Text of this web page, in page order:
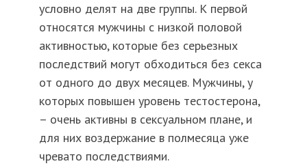
условно делят на две группы. К первой
относятся мужчины с низкой половой
активностью, которые без серьезных
последствий могут обходиться без секса
от одного до двух месяцев. Мужчины, у
которых повышен уровень тестостерона,
– очень активны в сексуальном плане, и
для них воздержание в полмесяца уже
чревато последствиями.